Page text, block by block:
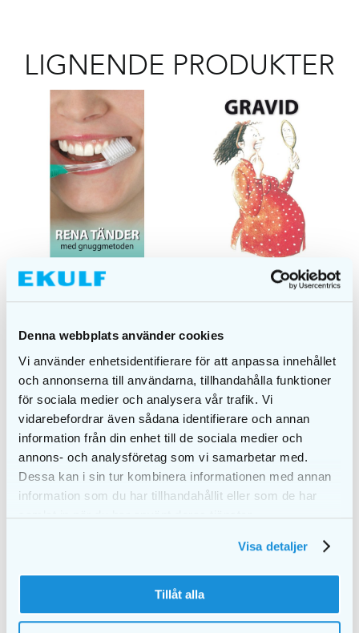
Denna webbplats använder cookies
Vi använder enhetsidentifierare för att anpassa innehållet
och annonserna till användarna, tillhandahålla funktioner
för sociala medier och analysera vår trafik. Vi
vidarebefordrar även sådana identifierare och annan
information från din enhet till de sociala medier och
annons- och analysföretag som vi samarbetar med.
Dessa kan i sin tur kombinera informationen med annan
information som du har tillhandahållit eller som de har
samlat in när du har använt deras tjänster.
Visa detaljer
Tillåt alla
LIGNENDE PRODUKTER
Rene tenner –
tannpussemetode
DETALJER
Gravid – Hva skjer
DETALJER